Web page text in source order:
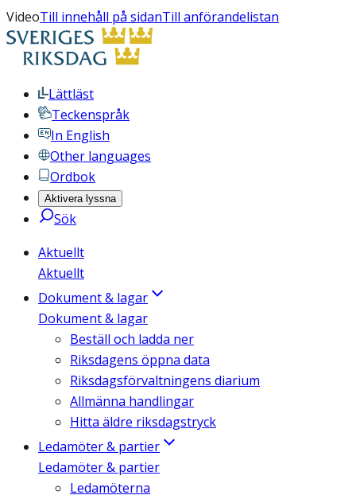
VideoTill innehåll på sidanTill anförandelistan
Lättläst
Teckenspråk
In English
Other languages
Ordbok
Aktivera lyssna
Sök
Aktuellt
Aktuellt
Dokument & lagar
Dokument & lagar
Beställ och ladda ner
Riksdagens öppna data
Riksdagsförvaltningens diarium
Allmänna handlingar
Hitta äldre riksdagstryck
Ledamöter & partier
Ledamöter & partier
Ledamöterna